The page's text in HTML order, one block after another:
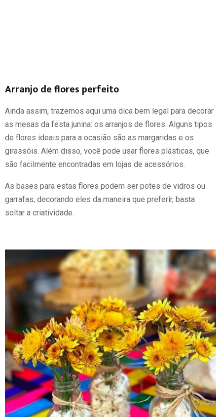
Arranjo de flores perfeito
Ainda assim, trazemos aqui uma dica bem legal para decorar
as mesas da festa junina: os arranjos de flores. Alguns tipos
de flores ideais para a ocasião são as margaridas e os
girassóis. Além disso, você pode usar flores plásticas, que
são facilmente encontradas em lojas de acessórios.
As bases para estas flores podem ser potes de vidros ou
garrafas, decorando eles da maneira que preferir, basta
soltar a criatividade.